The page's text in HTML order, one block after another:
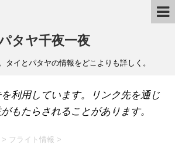
タヤ千夜一夜
タイとパタヤの情報をどこよりも詳しく。
利用しています。リンク先を通じ
もたらされることがあります。
> フライト情報 >